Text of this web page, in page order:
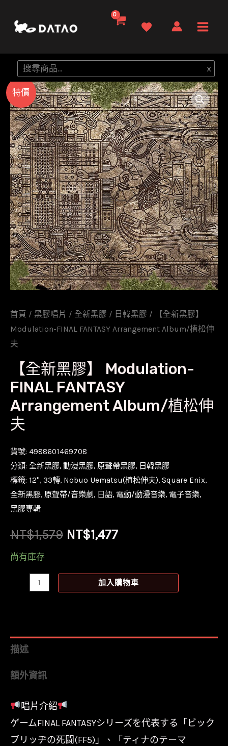
要
容
Menu
搜
尋
x
特價
首頁 / 黑膠唱片 / 全新黑膠 / 日韓黑膠 / 【全新黑膠】
Modulation-FINAL FANTASY Arrangement Album/植松伸
夫
【全新黑膠】 Modulation-
FINAL FANTASY
Arrangement Album/植松伸
夫
貨號: 4988601469708
分類: 全新黑膠, 動漫黑膠, 原聲帶黑膠, 日韓黑膠
標籤: 12'', 33轉, Nobuo Uematsu(植松伸夫), Square Enix,
全新黑膠, 原聲帶/音樂劇 , 日語, 電動/動漫音樂, 電子音樂,
黑膠專輯
NT$1,579 原
NT$1,477目
價
尚有庫存
Modulation-
FANTASY
Album/
植
松
加入購物車
描述
額外資訊
唱片介紹
ゲームFINAL FANTASYシリーズを代表する「ビック
ブリッヂの死闘(FF5)」、「ティナのテーマ